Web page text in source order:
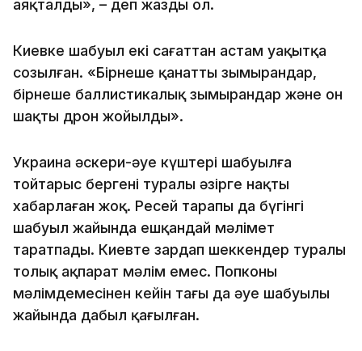
аяқталды», – деп жазды ол.
Киевке шабуыл екі сағаттан астам уақытқа
созылған. «Бірнеше қанатты зымырандар,
бірнеше баллистикалық зымырандар және он
шақты дрон жойылды».
Украина әскери-әуе күштері шабуылға
тойтарыс бергені туралы әзірге нақты
хабарлаған жоқ. Ресей тарапы да бүгінгі
шабуыл жайында ешқандай мәлімет
таратпады. Киевте зардап шеккендер туралы
толық ақпарат мәлім емес. Попконың
мәлімдемесінен кейін тағы да әуе шабуылы
жайында дабыл қағылған.